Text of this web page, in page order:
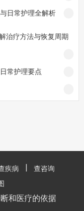
日常护理全解析
治疗方法与恢复周期
常护理要点
疾病
查咨询
和医疗的依据